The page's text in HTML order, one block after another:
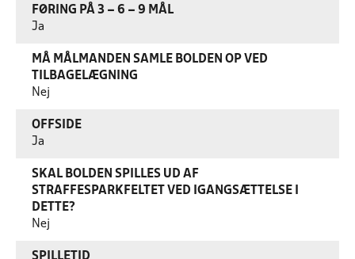
FØRING PÅ 3 – 6 – 9 MÅL
Ja
MÅ MÅLMANDEN SAMLE BOLDEN OP VED
TILBAGELÆGNING
Nej
OFFSIDE
Ja
SKAL BOLDEN SPILLES UD AF
STRAFFESPARKFELTET VED IGANGSÆTTELSE I
DETTE?
Nej
SPILLETID